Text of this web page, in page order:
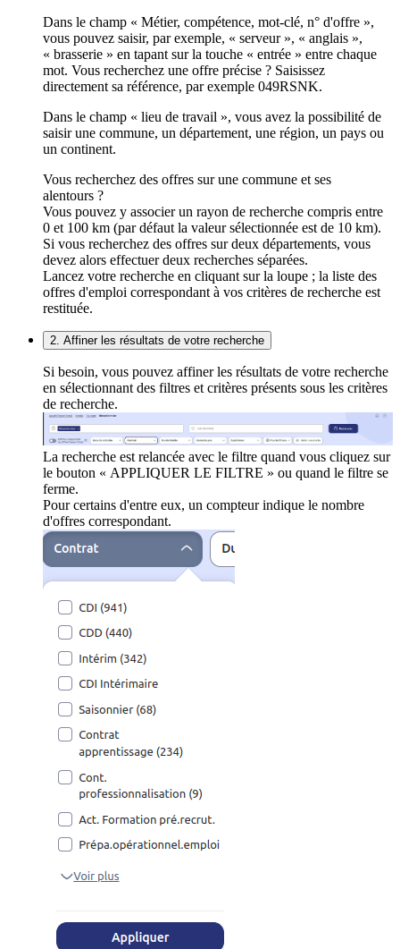
Dans le champ « Métier, compétence, mot-clé, n° d'offre »,
vous pouvez saisir, par exemple, « serveur », « anglais »,
« brasserie » en tapant sur la touche « entrée » entre chaque
mot. Vous recherchez une offre précise ? Saisissez
directement sa référence, par exemple 049RSNK.
Dans le champ « lieu de travail », vous avez la possibilité de
saisir une commune, un département, une région, un pays ou
un continent.
Vous recherchez des offres sur une commune et ses
alentours ?
Vous pouvez y associer un rayon de recherche compris entre
0 et 100 km (par défaut la valeur sélectionnée est de 10 km).
Si vous recherchez des offres sur deux départements, vous
devez alors effectuer deux recherches séparées.
Lancez votre recherche en cliquant sur la loupe ; la liste des
offres d'emploi correspondant à vos critères de recherche est
restituée.
2. Affiner les résultats de votre recherche
Si besoin, vous pouvez affiner les résultats de votre recherche
en sélectionnant des filtres et critères présents sous les critères
de recherche.
La recherche est relancée avec le filtre quand vous cliquez sur
le bouton « APPLIQUER LE FILTRE » ou quand le filtre se
ferme.
Pour certains d'entre eux, un compteur indique le nombre
d'offres correspondant.